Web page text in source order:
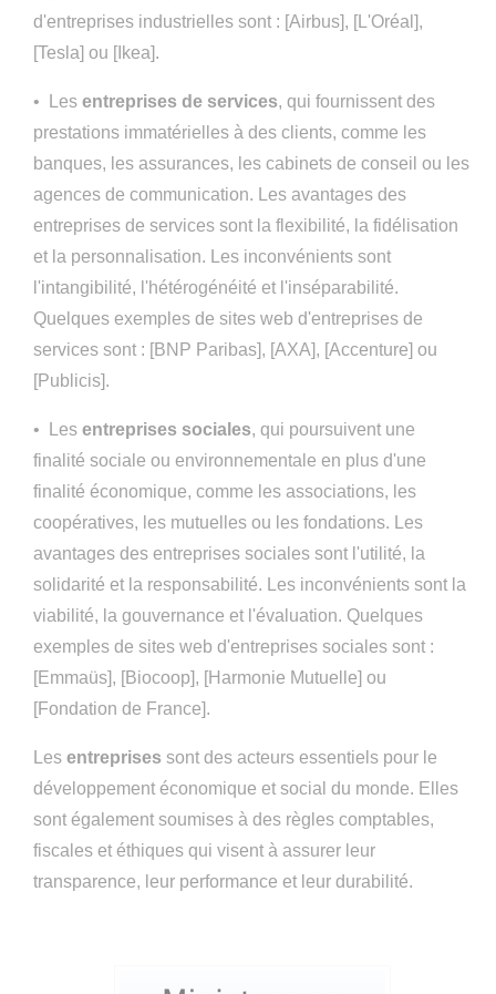
d'entreprises industrielles sont : [Airbus], [L'Oréal],
[Tesla] ou [Ikea].
• Lesentreprises de services, qui fournissent des
prestations immatérielles à des clients, comme les
banques, les assurances, les cabinets de conseil ou les
agences de communication. Les avantages des
entreprises de services sont la flexibilité, la fidélisation
et la personnalisation. Les inconvénients sont
l'intangibilité, l'hétérogénéité et l'inséparabilité.
Quelques exemples de sites web d'entreprises de
services sont : [BNP Paribas], [AXA], [Accenture] ou
[Publicis].
• Lesentreprises sociales, qui poursuivent une
finalité sociale ou environnementale en plus d'une
finalité économique, comme les associations, les
coopératives, les mutuelles ou les fondations. Les
avantages des entreprises sociales sont l'utilité, la
solidarité et la responsabilité. Les inconvénients sont la
viabilité, la gouvernance et l'évaluation. Quelques
exemples de sites web d'entreprises sociales sont :
[Emmaüs], [Biocoop], [Harmonie Mutuelle] ou
[Fondation de France].
Lesentreprises sont des acteurs essentiels pour le
développement économique et social du monde. Elles
sont également soumises à des règles comptables,
fiscales et éthiques qui visent à assurer leur
transparence, leur performance et leur durabilité.